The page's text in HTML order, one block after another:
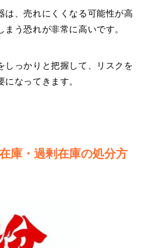
は、売れにくくなる可能性が高
まう恐れが非常に高いです。
しっかりと把握して、リスクを
なってきます。
庫・過剰在庫の処分方